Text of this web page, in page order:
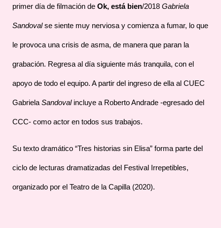
primer día de filmación de Ok, está bien/2018 Gabriela
Sandovalse siente muy nerviosa y comienza a fumar, lo que
le provoca una crisis de asma, de manera que paran la
grabación. Regresa al día siguiente más tranquila, con el
apoyo de todo el equipo. A partir del ingreso de ella al CUEC
Gabriela Sandovalincluye a Roberto Andrade -egresado del
CCC- como actor en todos sus trabajos.
Su texto dramático “Tres historias sin Elisa” forma parte del
ciclo de lecturas dramatizadas del Festival Irrepetibles,
organizado por el Teatro de la Capilla (2020).